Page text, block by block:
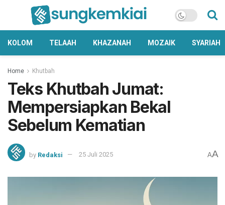
KOLOM TELAAH KHAZANAH MOZAIK SYARIAH
Home Khutbah
Teks Khutbah Jumat:
Mempersiapkan Bekal
Sebelum Kematian
by Redaksi 25 Juli 2025 AA